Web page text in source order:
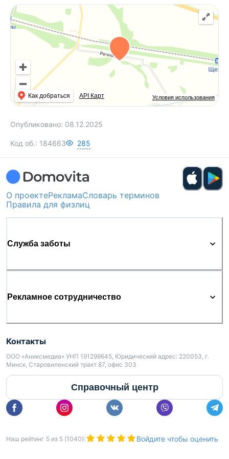
Условия использования
Как добраться API Карт
Опубликовано: 08.12.2025
Код об.: 184663 285
О проектеРекламаСловарь терминов
Правила для физлиц
Служба заботы
Рекламное сотрудничество
Контакты
ООО «Аниксмедиа» УНП 191299645, Юридический адрес: 220053, г.
Минск, Старовиленский тракт 87, офис 303
Справочный центр
Наш рейтинг 5 из 5 (1040): Войдите чтобы оценить